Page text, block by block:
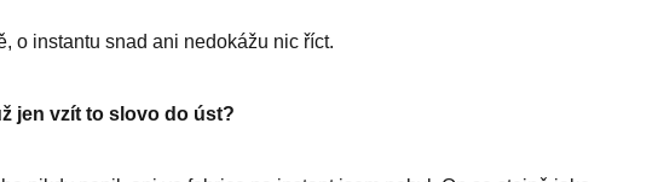
o instantu snad ani nedokážu nic říct.
jen vzít to slovo do úst?